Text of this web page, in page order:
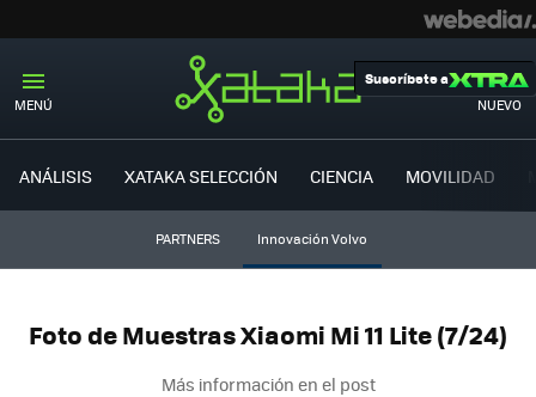
MENÚ NUEVO
Suscríbete a
ANÁLISIS XATAKA SELECCIÓN CIENCIA MOVILIDAD
PARTNERS Innovación Volvo
Foto de Muestras Xiaomi Mi 11 Lite (7/24)
Más información en el post